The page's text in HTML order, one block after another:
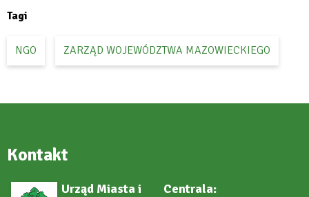
Tagi
NGO ZARZĄD WOJEWÓDZTWA MAZOWIECKIEGO
Kontakt
Urząd Miasta i
Centrala: